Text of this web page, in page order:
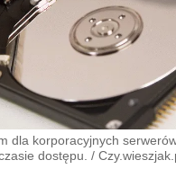
dla korporacyjnych
dostępu. /